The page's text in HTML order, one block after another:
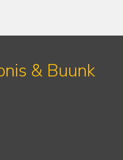
& Buunk